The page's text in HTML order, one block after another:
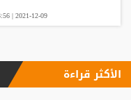
2021-12-09 | 03:56 م
الأكثر قراءة